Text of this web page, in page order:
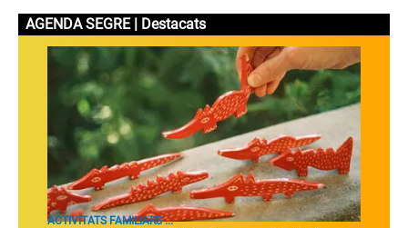
AGENDA SEGRE | Destacats
ACTIVITATS FAMILIARS ...